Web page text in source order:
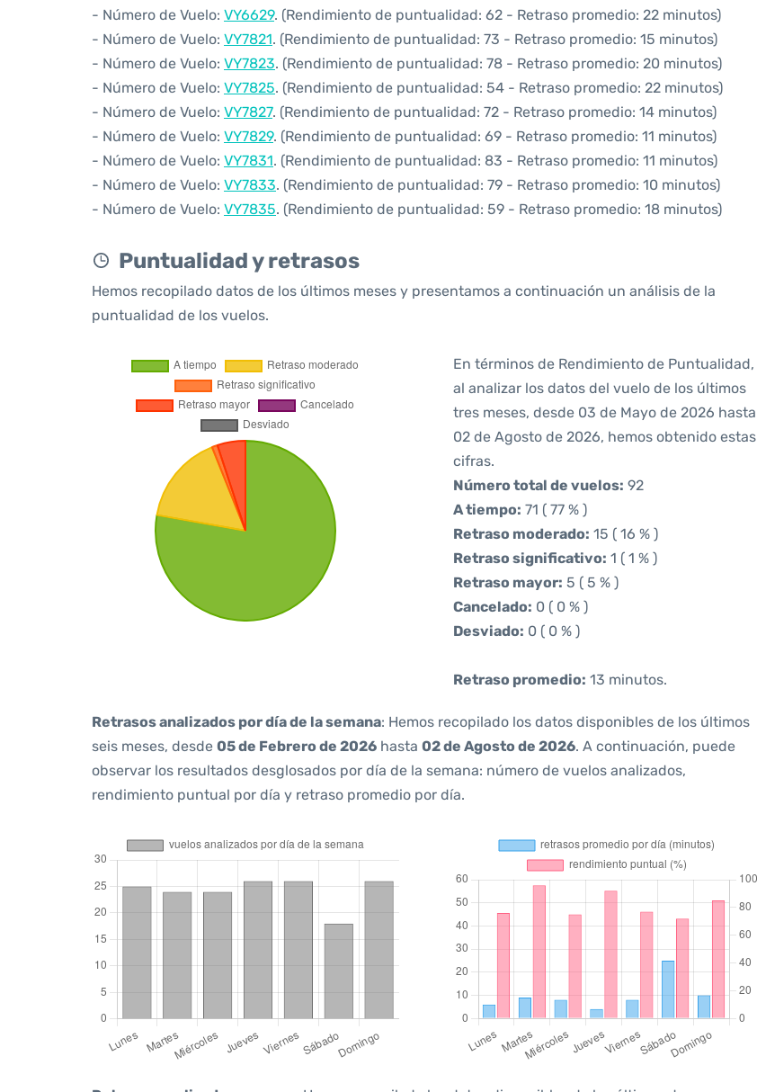
- Número de Vuelo: VY6629. (Rendimiento de puntualidad: 62 - Retraso promedio: 22 minutos)
- Número de Vuelo: VY7821. (Rendimiento de puntualidad: 73 - Retraso promedio: 15 minutos)
- Número de Vuelo: VY7823. (Rendimiento de puntualidad: 78 - Retraso promedio: 20 minutos)
- Número de Vuelo: VY7825. (Rendimiento de puntualidad: 54 - Retraso promedio: 22 minutos)
- Número de Vuelo: VY7827. (Rendimiento de puntualidad: 72 - Retraso promedio: 14 minutos)
- Número de Vuelo: VY7829. (Rendimiento de puntualidad: 69 - Retraso promedio: 11 minutos)
- Número de Vuelo: VY7831. (Rendimiento de puntualidad: 83 - Retraso promedio: 11 minutos)
- Número de Vuelo: VY7833. (Rendimiento de puntualidad: 79 - Retraso promedio: 10 minutos)
- Número de Vuelo: VY7835. (Rendimiento de puntualidad: 59 - Retraso promedio: 18 minutos)
Puntualidad y retrasos
Hemos recopilado datos de los últimos meses y presentamos a continuación un análisis de la
puntualidad de los vuelos.
En términos de Rendimiento de Puntualidad,
al analizar los datos del vuelo de los últimos
tres meses, desde 03 de Mayo de 2026 hasta
02 de Agosto de 2026, hemos obtenido estas
cifras.
Número total de vuelos: 92
A tiempo: 71 ( 77 % )
Retraso moderado: 15 ( 16 % )
Retraso significativo: 1 ( 1 % )
Retraso mayor: 5 ( 5 % )
Cancelado: 0 ( 0 % )
Desviado: 0 ( 0 % )
Retraso promedio: 13 minutos.
Retrasos analizados por día de la semana: Hemos recopilado los datos disponibles de los últimos
seis meses, desde 05 de Febrero de 2026 hasta 02 de Agosto de 2026. A continuación, puede
observar los resultados desglosados por día de la semana: número de vuelos analizados,
rendimiento puntual por día y retraso promedio por día.